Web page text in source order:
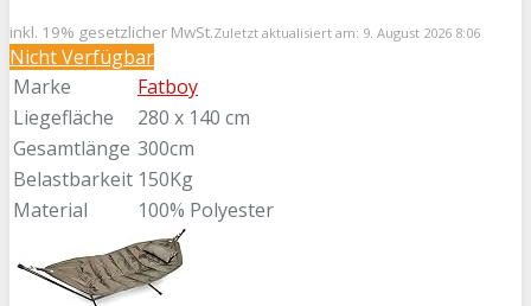
inkl. 19% gesetzlicher MwSt.Zuletzt aktualisiert am: 9. August 2026 8:06
Nicht Verfügbar
Marke
Fatboy
Liegefläche
280 x 140 cm
Gesamtlänge 300cm
Belastbarkeit 150Kg
Material
100% Polyester